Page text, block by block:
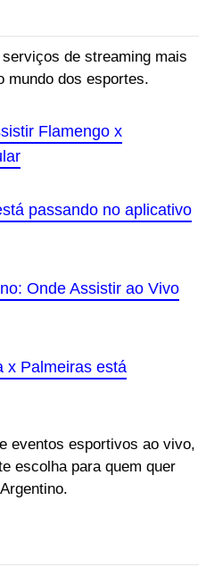
de streaming mais
mundo dos esportes.
Flamengo x
passando no aplicativo
Onde Assistir ao Vivo
x Palmeiras está
eventos esportivos ao vivo,
escolha para quem quer